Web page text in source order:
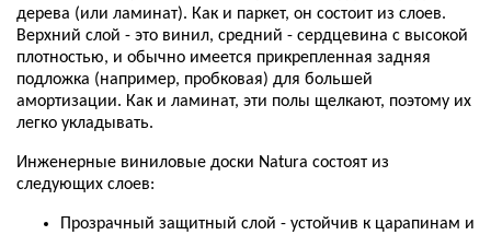
дерева (или ламинат). Как и паркет, он состоит из слоев.
Верхний слой - это винил, средний - сердцевина с высокой
плотностью, и обычно имеется прикрепленная задняя
подложка (например, пробковая) для большей
амортизации. Как и ламинат, эти полы щелкают, поэтому их
легко укладывать.
Инженерные виниловые доски Natura состоят из
следующих слоев:
Прозрачный защитный слой - устойчив к царапинам и